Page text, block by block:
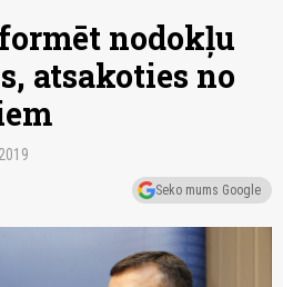
nodokļu
atsakoties no
Seko mums Google